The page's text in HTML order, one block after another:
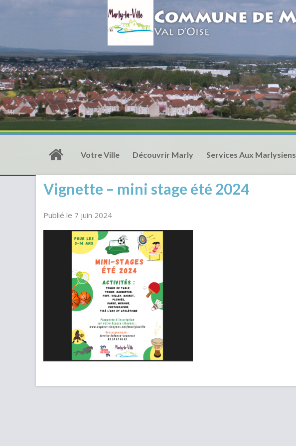
Votre Ville Découvrir Marly Services Aux Marlysiens
Vignette – mini stage été 2024
Publié le 7 juin 2024